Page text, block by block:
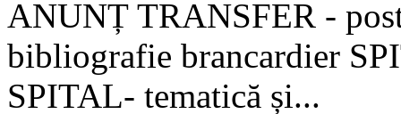
ANUNȚ TRANSFER -
bibliografie brancardier
SPITAL- tematică și...